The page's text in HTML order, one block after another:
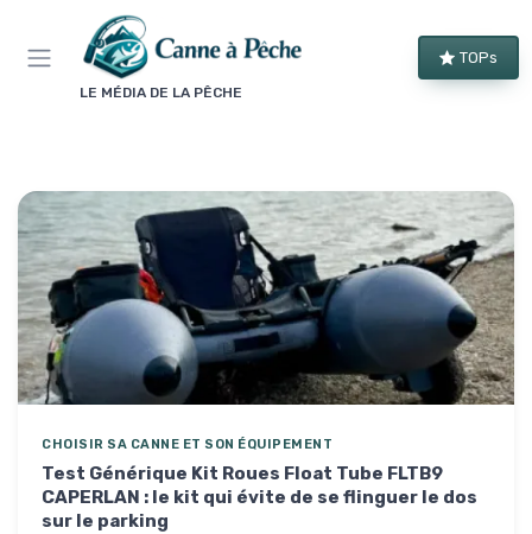
LE MÉDIA DE LA PÊCHE
TOPs
CHOISIR SA CANNE ET SON ÉQUIPEMENT
Test Générique Kit Roues Float Tube FLTB9
CAPERLAN : le kit qui évite de se flinguer le dos
sur le parking
Panneau de gestion des cookies